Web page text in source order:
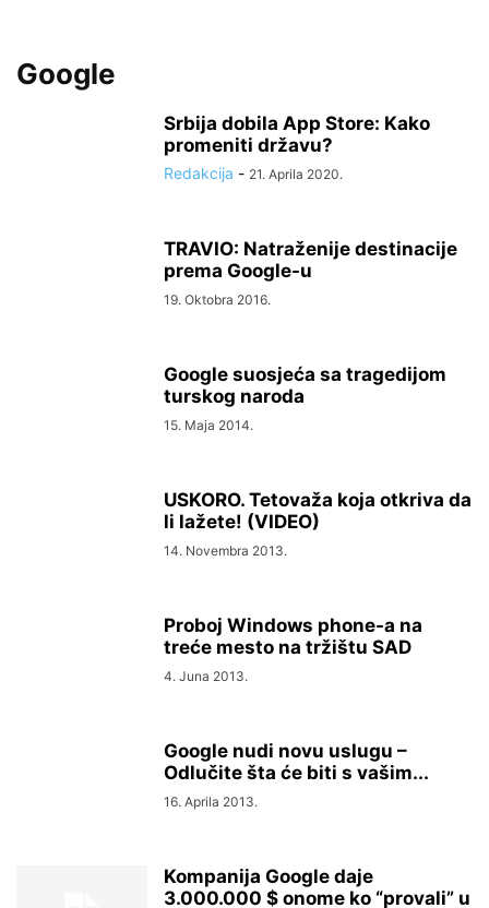
Google
Srbija dobila App Store: Kako
promeniti državu?
Redakcija - 21. Aprila 2020.
TRAVIO: Natraženije destinacije
prema Google-u
19. Oktobra 2016.
Google suosjeća sa tragedijom
turskog naroda
15. Maja 2014.
USKORO. Tetovaža koja otkriva da
li lažete! (VIDEO)
14. Novembra 2013.
Proboj Windows phone-a na
treće mesto na tržištu SAD
4. Juna 2013.
Google nudi novu uslugu –
Odlučite šta će biti s vašim...
16. Aprila 2013.
Kompanija Google daje
3.000.000 $ onome ko “provali” u